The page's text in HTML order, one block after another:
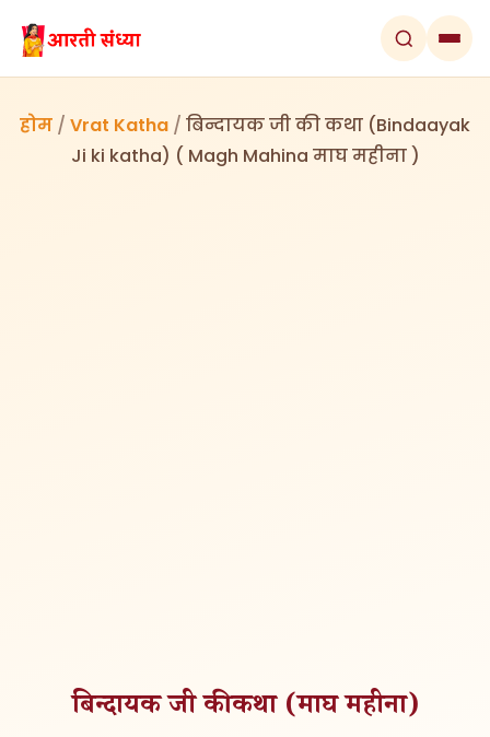
होम / Vrat Katha / बिन्दायक जी की कथा (Bindaayak
Ji ki katha) ( Magh Mahina माघ महीना )
बिन्दायक जी की कथा (माघ महीना)